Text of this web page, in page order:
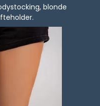
blonde